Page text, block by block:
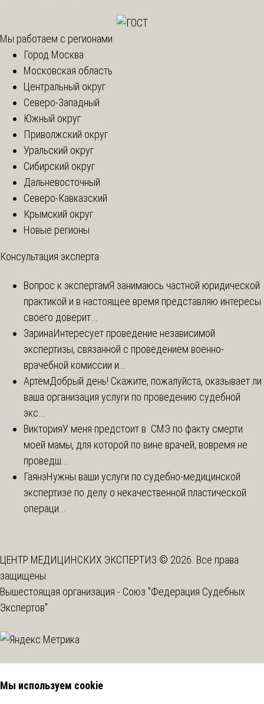
Мы работаем с регионами
Город Москва
Московская область
Центральный округ
Северо-Западный
Южный округ
Приволжский округ
Уральский округ
Сибирский округ
Дальневосточный
Северо-Кавказский
Крымский округ
Новые регионы
Консультация эксперта
Вопрос к экспертамЯ занимаюсь частной юридической
практикой и в настоящее время представляю интересы
своего доверит...
ЗаринаИнтересует проведение независимой
экспертизы, связанной с проведением военно-
врачебной комиссии и...
АртёмДобрый день! Скажите, пожалуйста, оказывает ли
ваша организация услуги по проведению судебной
экс...
ВикторияУ меня предстоит в СМЭ по факту смерти
моей мамы, для которой по вине врачей, вовремя не
проведш...
ГаянэНужны ваши услуги по судебно-медицинской
экспертизе по делу о некачественной пластической
операци...
ЦЕНТР МЕДИЦИНСКИХ ЭКСПЕРТИЗ © 2026. Все права
защищены
Вышестоящая организация - Союз "Федерация Судебных
Экспертов"
Мы используем cookie